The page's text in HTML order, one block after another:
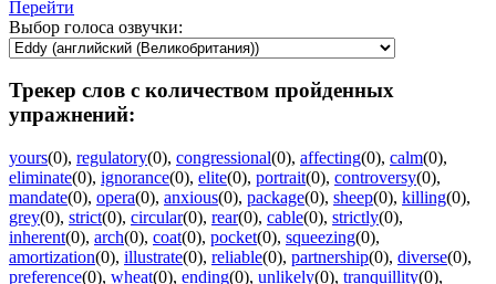
Перейти
Выбор голоса озвучки:
Трекер слов с количеством пройденных
упражнений:
yours(0), regulatory(0), congressional(0), affecting(0), calm(0),
eliminate(0), ignorance(0), elite(0), portrait(0), controversy(0),
mandate(0), opera(0), anxious(0), package(0), sheep(0), killing(0),
grey(0), strict(0), circular(0), rear(0), cable(0), strictly(0),
inherent(0), arch(0), coat(0), pocket(0), squeezing(0),
amortization(0), illustrate(0), reliable(0), partnership(0), diverse(0),
preference(0), wheat(0), ending(0), unlikely(0), tranquillity(0),